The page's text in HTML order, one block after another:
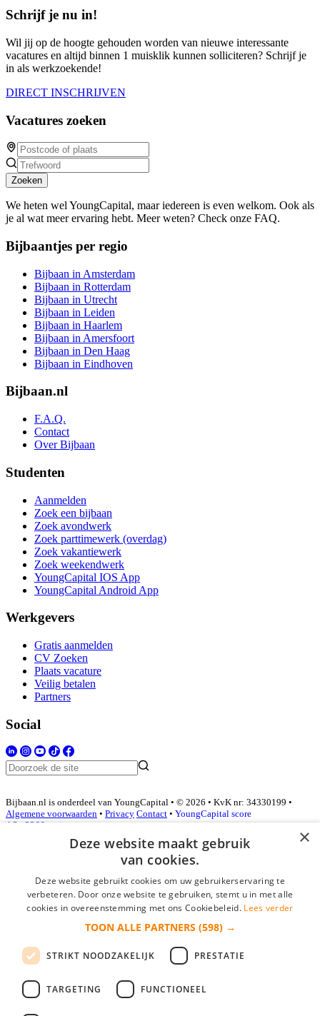
Schrijf je nu in!
Wil jij op de hoogte gehouden worden van nieuwe interessante
vacatures en altijd binnen 1 muisklik kunnen solliciteren? Schrijf je
in als werkzoekende!
DIRECT INSCHRIJVEN
Vacatures zoeken
Zoeken
We heten wel YoungCapital, maar iedereen is even welkom. Ook als
je al wat meer ervaring hebt. Meer weten? Check onze FAQ.
Bijbaantjes per regio
Bijbaan in Amsterdam
Bijbaan in Rotterdam
Bijbaan in Utrecht
Bijbaan in Leiden
Bijbaan in Haarlem
Bijbaan in Amersfoort
Bijbaan in Den Haag
Bijbaan in Eindhoven
Bijbaan.nl
F.A.Q.
Contact
Over Bijbaan
Studenten
Aanmelden
Zoek een bijbaan
Zoek avondwerk
Zoek parttimewerk (overdag)
Zoek vakantiewerk
Zoek weekendwerk
YoungCapital IOS App
YoungCapital Android App
Werkgevers
Gratis aanmelden
CV Zoeken
Plaats vacature
Veilig betalen
Partners
Social
Bijbaan.nl is onderdeel van YoungCapital • © 2026 • KvK nr: 34330199 •
Algemene voorwaarden • Privacy Contact • YoungCapital score
4.3 - 3366 reviews
Inloggen als bedrijf
*
login gegevens onthouden
login
×
Deze website maakt gebruik
van cookies.
Deze website gebruikt cookies om uw gebruikerservaring te
verbeteren. Door onze website te gebruiken, stemt u in met alle
cookies in overeenstemming met ons Cookiebeleid. Lees verder
TOON ALLE PARTNERS (598) →
STRIKT NOODZAKELIJK PRESTATIE
TARGETING FUNCTIONEEL